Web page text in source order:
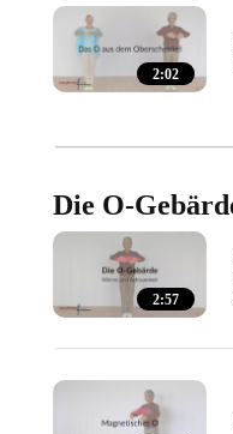
2:02
Die O-
2:57